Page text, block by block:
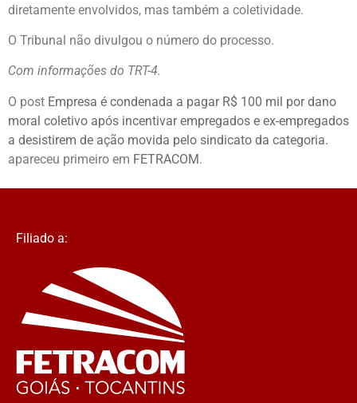
diretamente envolvidos, mas também a coletividade.
O Tribunal não divulgou o número do processo.
Com informações do TRT-4.
O post Empresa é condenada a pagar R$ 100 mil por dano
moral coletivo após incentivar empregados e ex-empregados
a desistirem de ação movida pelo sindicato da categoria.
apareceu primeiro em FETRACOM.
Filiado a: